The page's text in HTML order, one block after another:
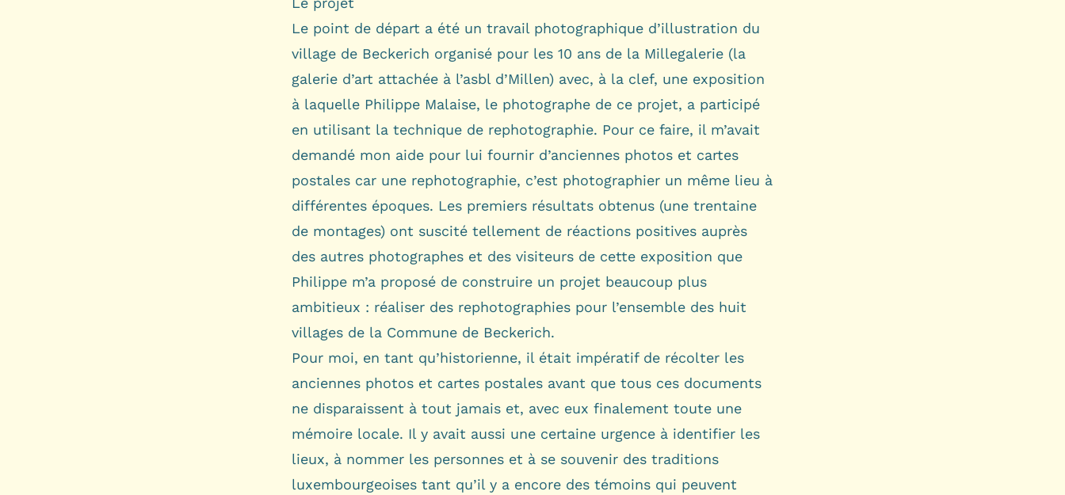
Le point de départ a été un travail photographique d’illustration du
village de Beckerich organisé pour les 10 ans de la Millegalerie (la
galerie d’art attachée à l’asbl d’Millen) avec, à la clef, une exposition
à laquelle Philippe Malaise, le photographe de ce projet, a participé
en utilisant la technique de rephotographie. Pour ce faire, il m’avait
demandé mon aide pour lui fournir d’anciennes photos et cartes
postales car une rephotographie, c’est photographier un même lieu à
différentes époques. Les premiers résultats obtenus (une trentaine
de montages) ont suscité tellement de réactions positives auprès
des autres photographes et des visiteurs de cette exposition que
Philippe m’a proposé de construire un projet beaucoup plus
ambitieux : réaliser des rephotographies pour l’ensemble des huit
villages de la Commune de Beckerich.
Pour moi, en tant qu’historienne, il était impératif de récolter les
anciennes photos et cartes postales avant que tous ces documents
ne disparaissent à tout jamais et, avec eux finalement toute une
mémoire locale. Il y avait aussi une certaine urgence à identifier les
lieux, à nommer les personnes et à se souvenir des traditions
luxembourgeoises tant qu’il y a encore des témoins qui peuvent